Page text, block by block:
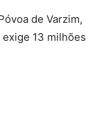
de Varzim,
13 milhões